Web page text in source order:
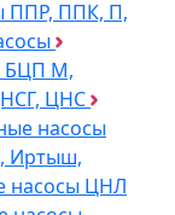
ППР, ППК, П,
БЦП М,
ЦНС
насосы
Иртыш,
насосы ЦНЛ